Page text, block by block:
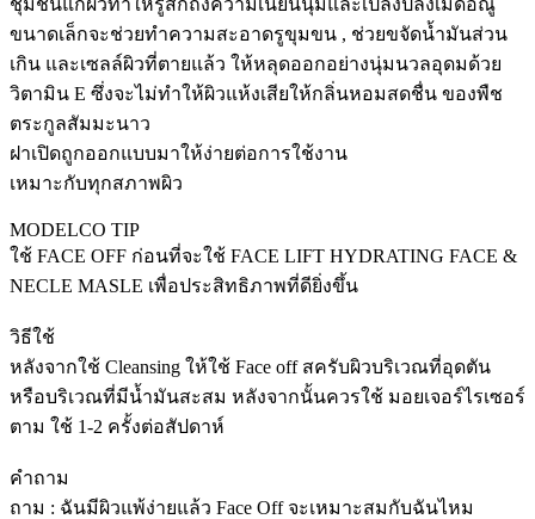
ขนาดเล็กจะช่วยทำความสะอาดรูขุมขน , ช่วยขจัดน้ำมันส่วน
เกิน และเซลล์ผิวที่ตายแล้ว ให้หลุดออกอย่างนุ่มนวลอุดมด้วย
วิตามิน E ซึ่งจะไม่ทำให้ผิวแห้งเสียให้กลิ่นหอมสดชื่น ของพืช
ตระกูลสัมมะนาว
ฝาเปิดถูกออกแบบมาให้ง่ายต่อการใช้งาน
เหมาะกับทุกสภาพผิว
MODELCO TIP
ใช้ FACE OFF ก่อนที่จะใช้ FACE LIFT HYDRATING FACE &
NECLE MASLE เพื่อประสิทธิภาพที่ดียิ่งขึ้น
วิธีใช้
หลังจากใช้ Cleansing ให้ใช้ Face off สครับผิวบริเวณที่อุดตัน
หรือบริเวณที่มีน้ำมันสะสม หลังจากนั้นควรใช้ มอยเจอร์ไรเซอร์
ตาม ใช้ 1-2 ครั้งต่อสัปดาห์
คำถาม
ถาม : ฉันมีผิวแพ้ง่ายแล้ว Face Off จะเหมาะสมกับฉันไหม